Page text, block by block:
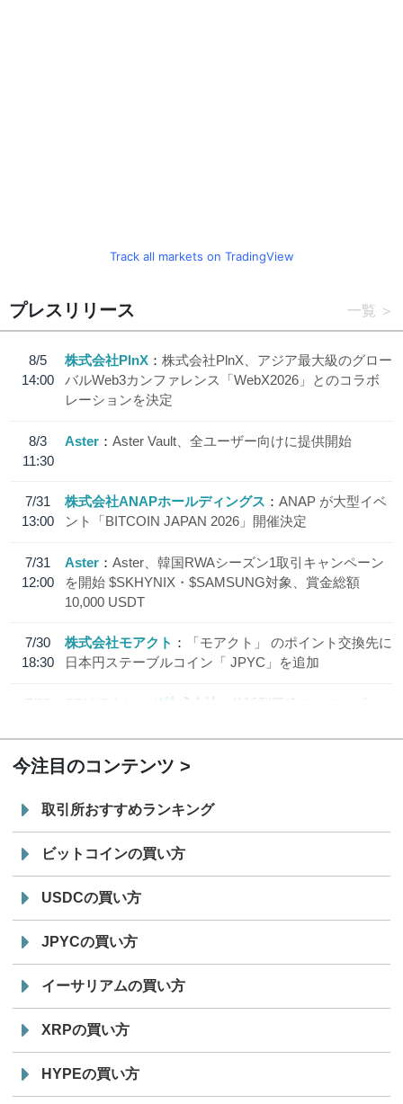
Track all markets on TradingView
プレスリリース 一覧
8/5
14:00
株式会社PlnX
株式会社PlnX、アジア最大級のグロー
バルWeb3カンファレンス「WebX2026」とのコラボ
レーションを決定
8/3
11:30
Aster Aster Vault、全ユーザー向けに提供開始
7/31
13:00
株式会社ANAPホールディングス
ANAP が大型イベ
ント「BITCOIN JAPAN 2026」開催決定
7/31
12:00
Aster
Aster、韓国RWAシーズン1取引キャンペーン
を開始 $SKHYNIX・$SAMSUNG対象、賞金総額
10,000 USDT
7/30
18:30
株式会社モアクト
「モアクト」 のポイント交換先に
日本円ステーブルコイン「 JPYC」を追加
7/29
SBI VCトレード株式会社
信託型円建てステーブル
今注目のコンテンツ
取引所おすすめランキング
ビットコインの買い方
USDCの買い方
JPYCの買い方
イーサリアムの買い方
XRPの買い方
HYPEの買い方